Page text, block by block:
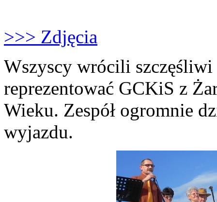
>>> Zdjęcia
Wszyscy wrócili
reprezentować GCKiS z
Wieku. Zespół ogromnie
wyjazdu.